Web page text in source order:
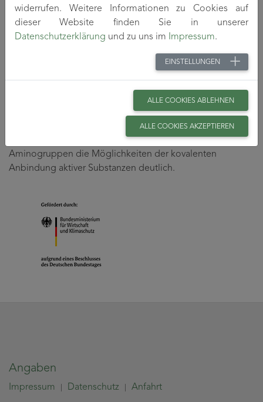
Als besonders vorteilhaft hat sich die homogene
Fahrweise im Spinnprozess erwiesen, da sich
Polyethylenimine in den Cellulosespinnlösungen
vollständig lösen und somit ansonsten notwendigen
Pulveraufbereitungen (Mahlen, Sichten) entfallen.
Standardwäschen nur zu etwa 20 bis 30 % ausgewaschen
und sind somit im textilen Verbund langzeitwirksam.
Zugleich erleichtern sie durch ihre, gegenüber den OH-
Gruppen der Cellulose, wesentlich reaktiveren
Aminogruppen die Möglichkeiten der kovalenten
Anbindung aktiver Substanzen deutlich.
Angaben
Impressum Datenschutz Anfahrt
widerrufen. Weitere Informationen zu Cookies auf
dieser Website finden Sie in unserer
Datenschutzerklärung und zu uns im Impressum.
EINSTELLUNGEN
ALLE COOKIES ABLEHNEN
ALLE COOKIES AKZEPTIEREN